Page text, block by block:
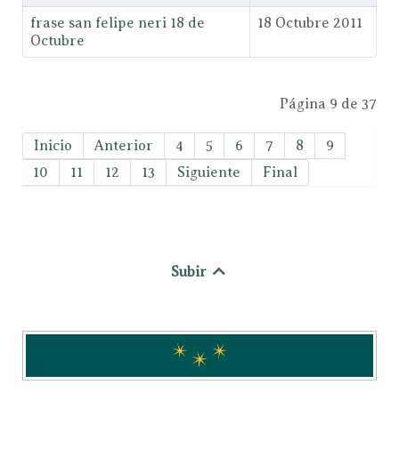
frase san felipe neri 18 de
Octubre
18 Octubre 2011
Página 9 de 37
Inicio Anterior 4 5 6 7 8
9
10
11 12 13 Siguiente Final
Subir